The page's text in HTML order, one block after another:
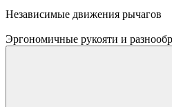
Независимые движения рычагов
Эргономичные рукояти и